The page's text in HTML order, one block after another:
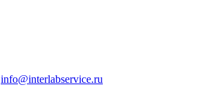
info@interlabservice.ru